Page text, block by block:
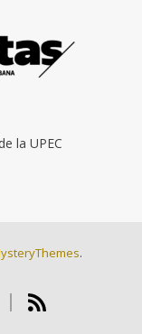
la UPEC
.
RSS